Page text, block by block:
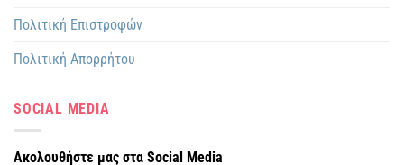
Πολιτική Επιστροφών
Πολιτική Απορρήτου
SOCIAL MEDIA
Ακολουθήστε μας στα Social Media